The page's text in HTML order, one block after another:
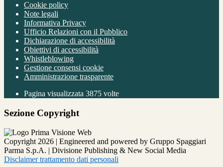
Cookie policy
Note legali
Informativa Privacy
Ufficio Relazioni con il Pubblico
Dichiarazione di accessibilità
Obiettivi di accessibilità
Whistleblowing
Gestione consensi cookie
Amministrazione trasparente
Pagina visualizzata 3875 volte
Sezione Copyright
Copyright 2026 | Engineered and powered by Gruppo Spaggiari
Parma S.p.A. | Divisione Publishing & New Social Media
Disclaimer trattamento dati personali